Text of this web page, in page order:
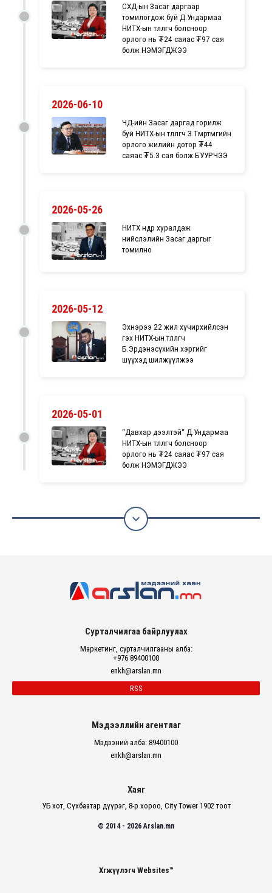
СХД-ын Засаг даргаар
томилогдож буй Д.Ундармаа
НИТХ-ын төлөөлөгч болсноор
орлого нь ₮24 саяас ₮97 сая
болж НЭМЭГДЖЭЭ
2026-06-10
ЧД-ийн Засаг даргад горилж
буй НИТХ-ын төлөөлөгч З.Төмөртөмөөгийн
орлого жилийн дотор ₮44
саяас ₮5.3 сая болж БУУРЧЭЭ
2026-05-26
НИТХ өнөөдөр хуралдаж
нийслэлийн Засаг даргыг
томилно
2026-05-12
Эхнэрээ 22 жил хүчирхийлсэн
гэх НИТХ-ын төлөөлөгч
Б.Эрдэнэсүхийн хэргийг
шүүхэд шилжүүлжээ
2026-05-01
“Давхар дээлтэй“ Д.Ундармаа
НИТХ-ын төлөөлөгч болсноор
орлого нь ₮24 саяас ₮97 сая
болж НЭМЭГДЖЭЭ

Сурталчилгаа байрлуулах
Маркетинг, сурталчилгааны алба:
+976 89400100
enkh@arslan.mn
RSS
Мэдээллийн агентлаг
Мэдээний алба: 89400100
enkh@arslan.mn
Хаяг
УБ хот, Сүхбаатар дүүрэг, 8-р хороо, City Tower 1902 тоот
© 2014 - 2026 Arslan.mn
Хөгжүүлэгч Websites™